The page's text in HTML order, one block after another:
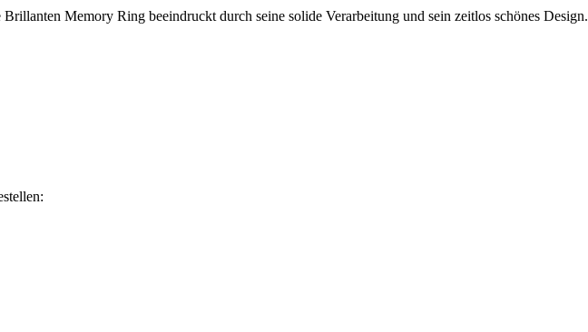
Memory Ring beeindruckt durch seine solide Verarbeitung und sein zeitlos schönes Design.